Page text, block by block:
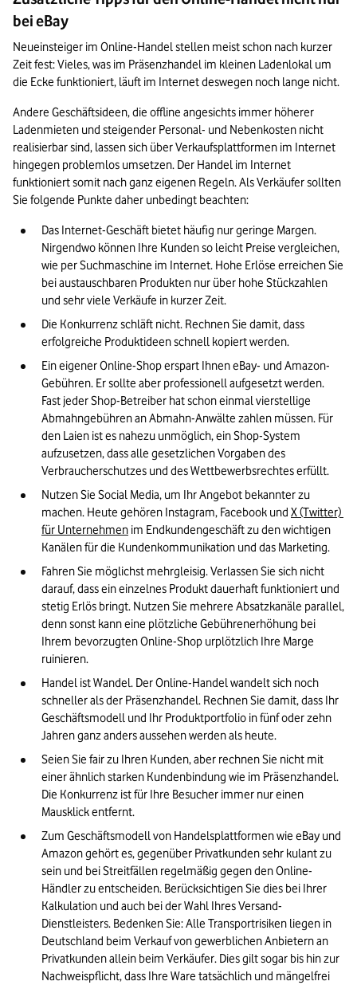
bei eBay
Neueinsteiger im Online-Handel stellen meist schon nach kurzer
Zeit fest: Vieles, was im Präsenzhandel im kleinen Ladenlokal um
die Ecke funktioniert, läuft im Internet deswegen noch lange nicht.
Andere Geschäftsideen, die offline angesichts immer höherer
Ladenmieten und steigender Personal- und Nebenkosten nicht
realisierbar sind, lassen sich über Verkaufsplattformen im Internet
hingegen problemlos umsetzen. Der Handel im Internet
funktioniert somit nach ganz eigenen Regeln. Als Verkäufer sollten
Sie folgende Punkte daher unbedingt beachten:
Das Internet-Geschäft bietet häufig nur geringe Margen.
Nirgendwo können Ihre Kunden so leicht Preise vergleichen,
wie per Suchmaschine im Internet. Hohe Erlöse erreichen Sie
bei austauschbaren Produkten nur über hohe Stückzahlen
und sehr viele Verkäufe in kurzer Zeit.
Die Konkurrenz schläft nicht. Rechnen Sie damit, dass
erfolgreiche Produktideen schnell kopiert werden.
Ein eigener Online-Shop erspart Ihnen eBay- und Amazon-
Gebühren. Er sollte aber professionell aufgesetzt werden.
Fast jeder Shop-Betreiber hat schon einmal vierstellige
Abmahngebühren an Abmahn-Anwälte zahlen müssen. Für
den Laien ist es nahezu unmöglich, ein Shop-System
aufzusetzen, dass alle gesetzlichen Vorgaben des
Verbraucherschutzes und des Wettbewerbsrechtes erfüllt.
Nutzen Sie Social Media, um Ihr Angebot bekannter zu
machen. Heute gehören Instagram, Facebook und X (Twitter)
für Unternehmen im Endkundengeschäft zu den wichtigen
Kanälen für die Kundenkommunikation und das Marketing.
Fahren Sie möglichst mehrgleisig. Verlassen Sie sich nicht
darauf, dass ein einzelnes Produkt dauerhaft funktioniert und
stetig Erlös bringt. Nutzen Sie mehrere Absatzkanäle parallel,
denn sonst kann eine plötzliche Gebührenerhöhung bei
Ihrem bevorzugten Online-Shop urplötzlich Ihre Marge
ruinieren.
Handel ist Wandel. Der Online-Handel wandelt sich noch
schneller als der Präsenzhandel. Rechnen Sie damit, dass Ihr
Geschäftsmodell und Ihr Produktportfolio in fünf oder zehn
Jahren ganz anders aussehen werden als heute.
Seien Sie fair zu Ihren Kunden, aber rechnen Sie nicht mit
einer ähnlich starken Kundenbindung wie im Präsenzhandel.
Die Konkurrenz ist für Ihre Besucher immer nur einen
Mausklick entfernt.
Zum Geschäftsmodell von Handelsplattformen wie eBay und
Amazon gehört es, gegenüber Privatkunden sehr kulant zu
sein und bei Streitfällen regelmäßig gegen den Online-
Händler zu entscheiden. Berücksichtigen Sie dies bei Ihrer
Kalkulation und auch bei der Wahl Ihres Versand-
Dienstleisters. Bedenken Sie: Alle Transportrisiken liegen in
Deutschland beim Verkauf von gewerblichen Anbietern an
Privatkunden allein beim Verkäufer. Dies gilt sogar bis hin zur
Nachweispflicht, dass Ihre Ware tatsächlich und mängelfrei